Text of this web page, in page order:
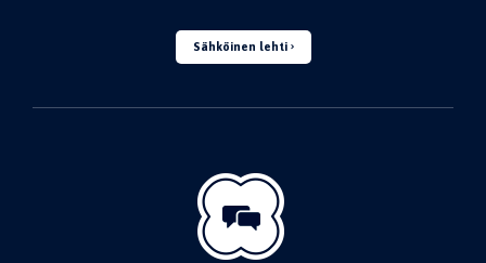
Sähköinen lehti